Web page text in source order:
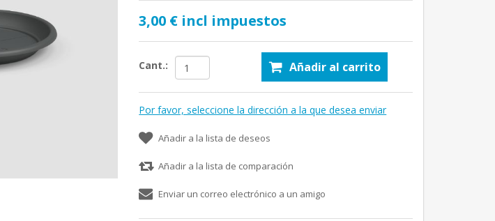
3,00 € incl impuestos
Cant.: Añadir al carrito
Por favor, seleccione la dirección a la que desea enviar
Añadir a la lista de deseos
Añadir a la lista de comparación
Enviar un correo electrónico a un amigo